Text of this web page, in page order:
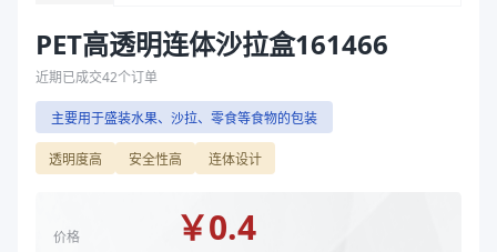
长度（mm）
157
宽度（mm）
135
克重（g）
32.6
高透
PET高透明连体沙拉盒161466
近期已成交42个订单
主要用于盛装水果、沙拉、零食等食物的包装
透明度高 安全性高 连体设计
价格
￥0.4